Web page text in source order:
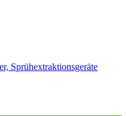
Sprühextraktionsgeräte